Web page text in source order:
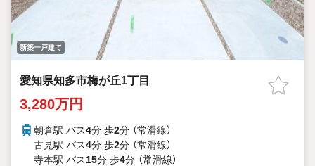
新築一戸建て
愛知県知多市梅が丘1丁目
3,280万円
朝倉駅 バス4分 歩2分 （常滑線）
古見駅 バス4分 歩2分 （常滑線）
寺本駅 バス15分 歩4分 （常滑線）